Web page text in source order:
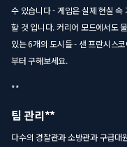
수 있습니다 - 게임은 실제 현실
할 것 입니다. 커리어 모드에서도
있는 6개의 도시들 - 샌 프란시스
부터 구해보세요.
**
팀 관리**
다수의 경찰관과 소방관과 구급대